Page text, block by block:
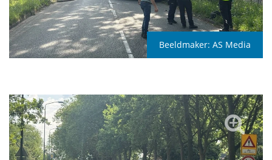
Beeldmaker: AS Media